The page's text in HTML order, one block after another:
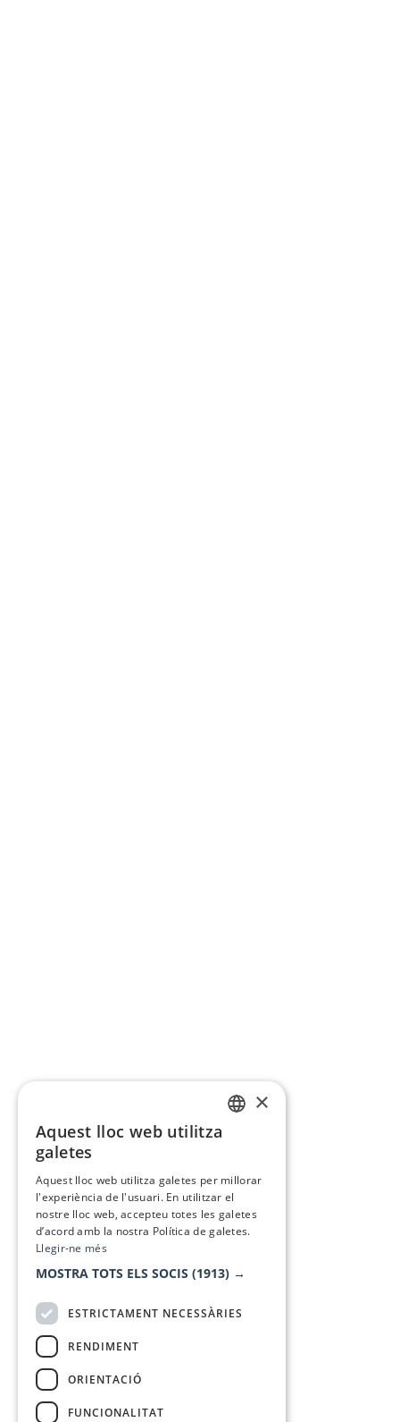
×
Aquest lloc web utilitza
galetes
Aquest lloc web utilitza galetes per millorar
l'experiència de l'usuari. En utilitzar el
nostre lloc web, accepteu totes les galetes
d’acord amb la nostra Política de galetes.
Llegir-ne més
MOSTRA TOTS ELS SOCIS (1913) →
ESTRICTAMENT NECESSÀRIES
RENDIMENT
ORIENTACIÓ
FUNCIONALITAT